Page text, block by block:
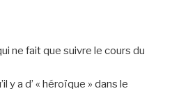
ne fait que suivre le cours du
y a d’ « héroïque » dans le